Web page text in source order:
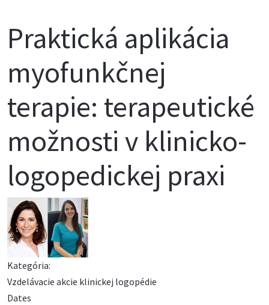
Praktická aplikácia
myofunkčnej
terapie: terapeutické
možnosti v klinicko-
logopedickej praxi
Kategória:
Vzdelávacie akcie klinickej logopédie
Dates